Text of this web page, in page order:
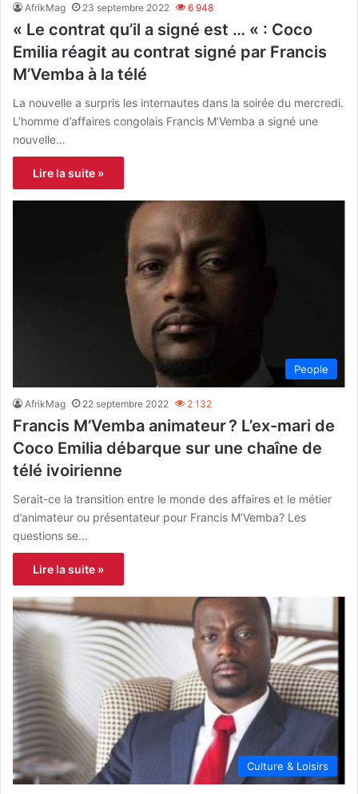
AfrikMag 23 septembre 2022 6 948
« Le contrat qu’il a signé est … « : Coco
Emilia réagit au contrat signé par Francis
M’Vemba à la télé
La nouvelle a surpris les internautes dans la soirée du mercredi.
L’homme d’affaires congolais Francis M’Vemba a signé une
nouvelle…
Lire la suite »
People
AfrikMag 22 septembre 2022 2 132
Francis M’Vemba animateur ? L’ex-mari de
Coco Emilia débarque sur une chaîne de
télé ivoirienne
Serait-ce la transition entre le monde des affaires et le métier
d’animateur ou présentateur pour Francis M’Vemba? Les
questions se…
Lire la suite »
Culture & Loisirs